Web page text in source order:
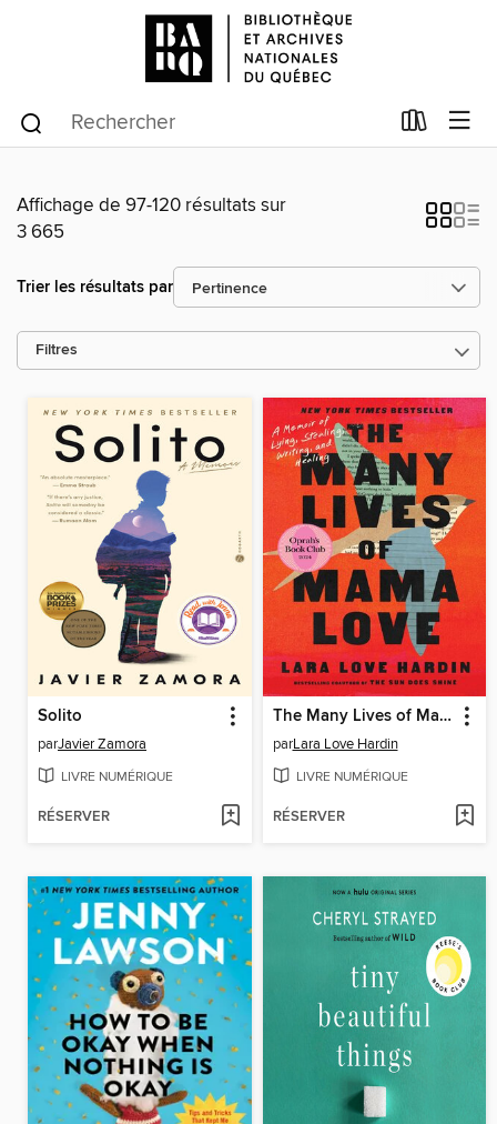
Affichage de 97-120 résultats sur
3 665
Trier les résultats par
Filtres
Solito
parJavier Zamora
LIVRE NUMÉRIQUE
RÉSERVER
The Many Lives of Mama Love
parLara Love Hardin
LIVRE NUMÉRIQUE
RÉSERVER